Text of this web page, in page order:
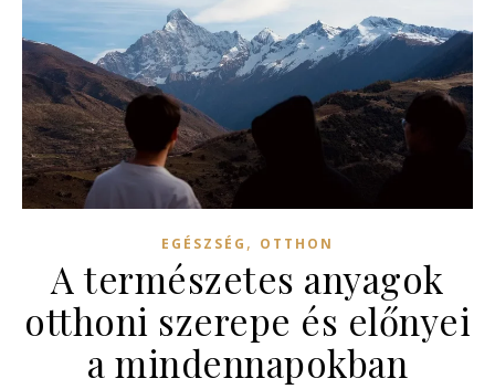
EGÉSZSÉG , OTTHON
A természetes anyagok
otthoni szerepe és előnyei
a mindennapokban